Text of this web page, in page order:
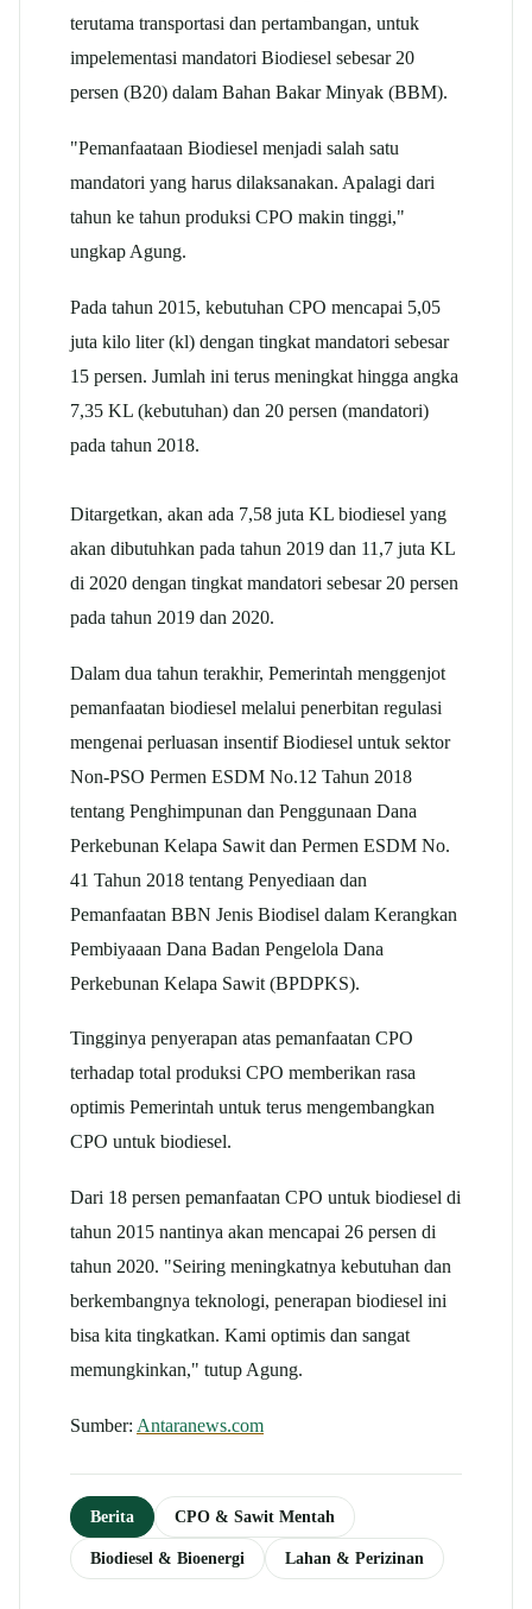
terutama transportasi dan pertambangan, untuk
impelementasi mandatori Biodiesel sebesar 20
persen (B20) dalam Bahan Bakar Minyak (BBM).
"Pemanfaataan Biodiesel menjadi salah satu
mandatori yang harus dilaksanakan. Apalagi dari
tahun ke tahun produksi CPO makin tinggi,"
ungkap Agung.
Pada tahun 2015, kebutuhan CPO mencapai 5,05
juta kilo liter (kl) dengan tingkat mandatori sebesar
15 persen. Jumlah ini terus meningkat hingga angka
7,35 KL (kebutuhan) dan 20 persen (mandatori)
pada tahun 2018.
Ditargetkan, akan ada 7,58 juta KL biodiesel yang
akan dibutuhkan pada tahun 2019 dan 11,7 juta KL
di 2020 dengan tingkat mandatori sebesar 20 persen
pada tahun 2019 dan 2020.
Dalam dua tahun terakhir, Pemerintah menggenjot
pemanfaatan biodiesel melalui penerbitan regulasi
mengenai perluasan insentif Biodiesel untuk sektor
Non-PSO Permen ESDM No.12 Tahun 2018
tentang Penghimpunan dan Penggunaan Dana
Perkebunan Kelapa Sawit dan Permen ESDM No.
41 Tahun 2018 tentang Penyediaan dan
Pemanfaatan BBN Jenis Biodisel dalam Kerangkan
Pembiyaaan Dana Badan Pengelola Dana
Perkebunan Kelapa Sawit (BPDPKS).
Tingginya penyerapan atas pemanfaatan CPO
terhadap total produksi CPO memberikan rasa
optimis Pemerintah untuk terus mengembangkan
CPO untuk biodiesel.
Dari 18 persen pemanfaatan CPO untuk biodiesel di
tahun 2015 nantinya akan mencapai 26 persen di
tahun 2020. "Seiring meningkatnya kebutuhan dan
berkembangnya teknologi, penerapan biodiesel ini
bisa kita tingkatkan. Kami optimis dan sangat
memungkinkan," tutup Agung.
Sumber: Antaranews.com
Berita CPO & Sawit Mentah
Biodiesel & Bioenergi Lahan & Perizinan